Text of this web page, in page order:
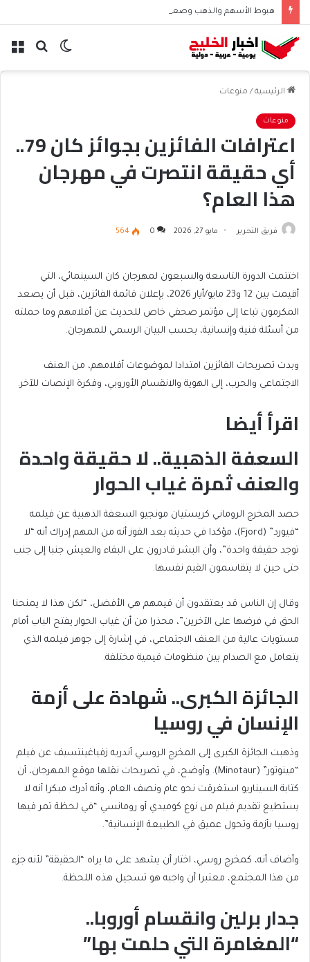
هبوط الأسهم والذهب وصعود النفط يعقّد مسار الفدرالي
بحث الوضع
الرئيسية / منوعات
منوعات
اعترافات الفائزين بجوائز كان 79..
أي حقيقة انتصرت في مهرجان
هذا العام؟
فريق التحرير مايو 27, 2026 0
564
اختتمت الدورة التاسعة والسبعون لمهرجان كان السينمائي، التي
أقيمت بين 12 و23 مايو/أيار 2026، بإعلان قائمة الفائزين، قبل أن يصعد
المكرمون تباعا إلى مؤتمر صحفي خاص للحديث عن أفلامهم وما حملته
من أسئلة فنية وإنسانية، بحسب البيان الرسمي للمهرجان.
وبدت تصريحات الفائزين امتدادا لموضوعات أفلامهم، من العنف
الاجتماعي والحرب، إلى الهوية والانقسام الأوروبي، وفكرة الإنصات للآخر.
اقرأ أيضا
list
4
end
list
السعفة الذهبية.. لا حقيقة واحدة
والعنف ثمرة غياب الحوار
حصد المخرج الروماني كريستيان مونجيو السعفة الذهبية عن فيلمه
“فيورد” (Fjord)، مؤكدا في حديثه بعد الفوز أنه من المهم إدراك أنه “لا
توجد حقيقة واحدة”، وأن البشر قادرون على البقاء والعيش جنبا إلى جنب
حتى حين لا يتقاسمون القيم نفسها.
وقال إن الناس قد يعتقدون أن قيمهم هي الأفضل، “لكن هذا لا يمنحنا
الحق في فرضها على الآخرين”، محذرا من أن غياب الحوار يفتح الباب أمام
مستويات عالية من العنف الاجتماعي، في إشارة إلى جوهر فيلمه الذي
يتعامل مع الصدام بين منظومات قيمية مختلفة.
الجائزة الكبرى.. شهادة على أزمة
الإنسان في روسيا
وذهبت الجائزة الكبرى إلى المخرج الروسي أندريه زفياغينتسيف عن فيلم
“مينوتور” (Minotaur). وأوضح، في تصريحات نقلها موقع المهرجان، أن
كتابة السيناريو استغرقت نحو عام ونصف العام، وأنه أدرك مبكرا أنه لا
يستطيع تقديم فيلم من نوع كوميدي أو رومانسي “في لحظة تمر فيها
روسيا بأزمة وتحول عميق في الطبيعة الإنسانية”.
وأضاف أنه، كمخرج روسي، اختار أن يشهد على ما يراه “الحقيقة” لأنه جزء
من هذا المجتمع، معتبرا أن واجبه هو تسجيل هذه اللحظة.
جدار برلين وانقسام أوروبا..
“المغامرة التي حلمت بها”